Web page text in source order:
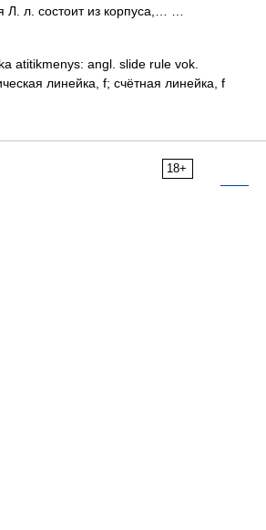
Л. л. состоит из корпуса,… …
atitikmenys: angl. slide rule vok.
линейка, f; счётная линейка, f
18+